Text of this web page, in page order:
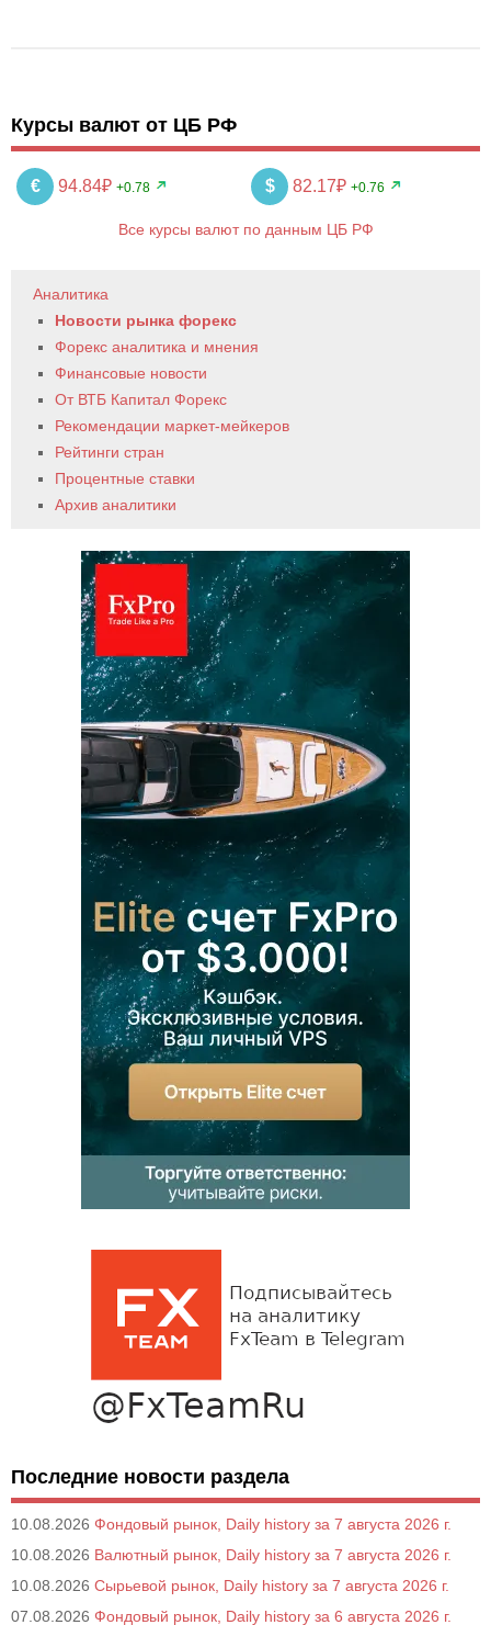
Курсы валют от ЦБ РФ
€ 94.84₽ +0.78 $ 82.17₽ +0.76
Все курсы валют по данным ЦБ РФ
Аналитика
Новости рынка форекс
Форекс аналитика и мнения
Финансовые новости
От ВТБ Капитал Форекс
Рекомендации маркет-мейкеров
Рейтинги стран
Процентные ставки
Архив аналитики
Последние новости раздела
10.08.2026 Фондовый рынок, Daily history за 7 августа 2026 г.
10.08.2026 Валютный рынок, Daily history за 7 августа 2026 г.
10.08.2026 Сырьевой рынок, Daily history за 7 августа 2026 г.
07.08.2026 Фондовый рынок, Daily history за 6 августа 2026 г.